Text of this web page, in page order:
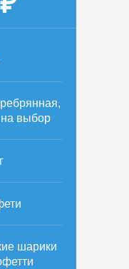
на выбор
шарики